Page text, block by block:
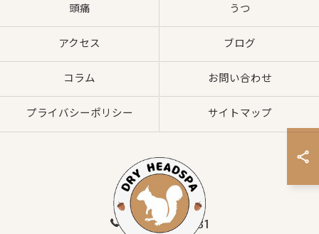
080-8547-2881
頭痛 うつ
アクセス ブログ
コラム お問い合わせ
プライバシーポリシー サイトマップ